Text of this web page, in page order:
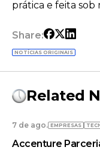
prática e feita sob
Share:
NOTÍCIAS ORIGINAIS
Related
7 de ago. EMPRESAS
Accenture